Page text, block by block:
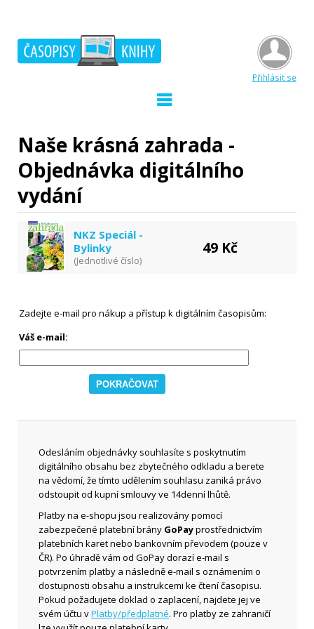
Přihlásit se
Naše krásná zahrada -
Objednávka digitálního
vydání
NKZ Speciál -
Bylinky
(Jednotlivé číslo)
49 Kč
Zadejte e-mail pro nákup a přístup k digitálním časopisům:
Váš e-mail:
Odesláním objednávky souhlasíte s poskytnutím
digitálního obsahu bez zbytečného odkladu a berete
na vědomí, že tímto udělením souhlasu zaniká právo
odstoupit od kupní smlouvy ve 14denní lhůtě.
Platby na e-shopu jsou realizovány pomocí
zabezpečené platební brány GoPayprostřednictvím
platebních karet nebo bankovním převodem (pouze v
ČR). Po úhradě vám od GoPay dorazí e-mail s
potvrzením platby a následně e-mail s oznámením o
dostupnosti obsahu a instrukcemi ke čtení časopisu.
Pokud požadujete doklad o zaplacení, najdete jej ve
svém účtu vPlatby/předplatné. Pro platby ze zahraničí